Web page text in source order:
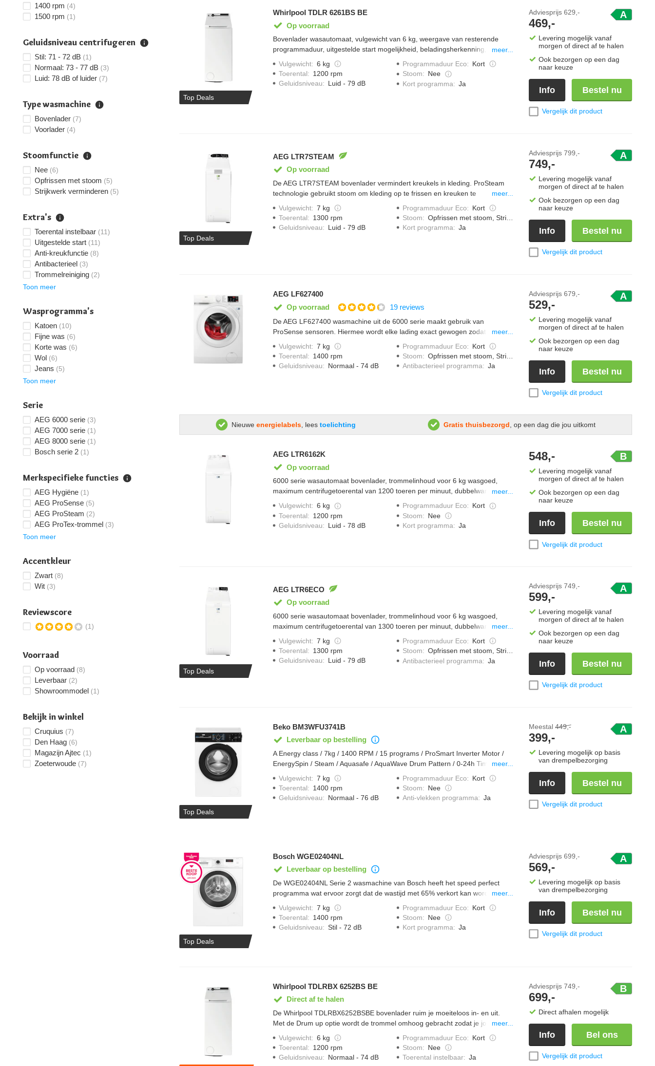
Top Deals
Whirlpool TDLR 6261BS BE
Op voorraad
Bovenlader wasautomaat, vulgewicht van 6 kg, weergave van resterende
programmaduur, uitgestelde start mogelijkheid, beladingsherkenning, 14
programma's, waaronder eco 40 tot 60 graden, balanscontrole, kinder
beveiligd, afmetingen (hxbxd) 90x40x60,
meer...
Vulgewicht: 6 kg
Toerental: 1200 rpm
Geluidsniveau: Luid - 79 dB
Programmaduur Eco: Kort
Stoom: Nee
Kort programma: Ja
A
Adviesprijs 629,-
469,-
Levering mogelijk vanaf
morgen of direct af te halen
Ook bezorgen op een dag
naar keuze
Info Bestel nu
Vergelijk dit product
Top Deals
AEG LTR7STEAM
Op voorraad
De AEG LTR7STEAM bovenlader vermindert kreukels in kleding. ProSteam
technologie gebruikt stoom om kleding op te frissen en kreuken te
verwijderen. Elke lading wordt met ProSense sensoren afgewogen, om zo de
cyclus op maat aan te passen. De deksel met drukknop heeft een Soft
Opening systeem. Zo is het in- en uitladen van kleding makkelijker en veiliger
meer...
Vulgewicht: 7 kg
Toerental: 1300 rpm
Geluidsniveau: Luid - 79 dB
Programmaduur Eco: Kort
Stoom: Opfrissen met stoom, Strijkwerk verminderen
Kort programma: Ja
A
Adviesprijs 799,-
749,-
Levering mogelijk vanaf
morgen of direct af te halen
Ook bezorgen op een dag
naar keuze
Info Bestel nu
Vergelijk dit product
AEG LF627400
Op voorraad
19 reviews
De AEG LF627400 wasmachine uit de 6000 serie maakt gebruik van
ProSense sensoren. Hiermee wordt elke lading exact gewogen zodat het
perfecte programma gekozen wordt. Op deze manier bespaar je tijd, water en
energie. De zachte ProTex-trommel beschermt jou kleding. Het speciale anti-
allergie programma verwijdert bacteriën door middel van stoom.
meer...
Vulgewicht: 7 kg
Toerental: 1400 rpm
Geluidsniveau: Normaal - 74 dB
Programmaduur Eco: Kort
Stoom: Opfrissen met stoom, Strijkwerk verminderen
Antibacterieel programma: Ja
A
Adviesprijs 679,-
529,-
Levering mogelijk vanaf
morgen of direct af te halen
Ook bezorgen op een dag
naar keuze
Info Bestel nu
Vergelijk dit product
Nieuwe energielabels, lees toelichting Gratis thuisbezorgd, op een dag die jou uitkomt
AEG LTR6162K
Op voorraad
6000 serie wasautomaat bovenlader, trommelinhoud voor 6 kg wasgoed,
maximum centrifugetoerental van 1200 toeren per minuut, dubbelwandige
toevoerslang.
meer...
Vulgewicht: 6 kg
Toerental: 1200 rpm
Geluidsniveau: Luid - 78 dB
Programmaduur Eco: Kort
Stoom: Nee
Kort programma: Ja
B
548,-
Levering mogelijk vanaf
morgen of direct af te halen
Ook bezorgen op een dag
naar keuze
Info Bestel nu
Vergelijk dit product
Top Deals
AEG LTR6ECO
Op voorraad
6000 serie wasautomaat bovenlader, trommelinhoud voor 6 kg wasgoed,
maximum centrifugetoerental van 1300 toeren per minuut, dubbelwandige
toevoerslang, aquacontrol, Eco Inverter motor, groot display
meer...
Vulgewicht: 7 kg
Toerental: 1300 rpm
Geluidsniveau: Luid - 79 dB
Programmaduur Eco: Kort
Stoom: Opfrissen met stoom, Strijkwerk verminderen
Antibacterieel programma: Ja
A
Adviesprijs 749,-
599,-
Levering mogelijk vanaf
morgen of direct af te halen
Ook bezorgen op een dag
naar keuze
Info Bestel nu
Vergelijk dit product
Top Deals
Beko BM3WFU3741B
Leverbaar op bestelling
A Energy class / 7kg / 1400 RPM / 15 programs / ProSmart Inverter Motor /
EnergySpin / Steam / Aquasafe / AquaWave Drum Pattern / 0-24h Time Delay
/ Self Cleaning Detergent Drawer / 43 liters water consumption / 76 dBA / 49,6
x 60 x 84,5 cm / White
meer...
Vulgewicht: 7 kg
Toerental: 1400 rpm
Geluidsniveau: Normaal - 76 dB
Programmaduur Eco: Kort
Stoom: Nee
Anti-vlekken programma: Ja
A
Meestal 449,-
399,-
Levering mogelijk op basis
van drempelbezorging
Info Bestel nu
Vergelijk dit product
Top Deals
Bosch WGE02404NL
Leverbaar op bestelling
De WGE02404NL Serie 2 wasmachine van Bosch heeft het speed perfect
programma wat ervoor zorgt dat de wastijd met 65% verkort kan worden.
ActiveWater Plus zorgt er met speciale sensoren voor dat het waterverbruik
wordt afgestemd om de belading. De wasmachine verbruikt ook bij kleine
wasjes nooit meer water dan nodig. Het eenvoudige frontpaneel zorgt voor
meer...
Vulgewicht: 7 kg
Toerental: 1400 rpm
Geluidsniveau: Stil - 72 dB
Programmaduur Eco: Kort
Stoom: Nee
Kort programma: Ja
A
Adviesprijs 699,-
569,-
Levering mogelijk op basis
van drempelbezorging
Info Bestel nu
Vergelijk dit product
Whirlpool TDLRBX 6252BS BE
Direct af te halen
De Whirlpool TDLRBX6252BSBE bovenlader ruim je moeiteloos in- en uit.
Met de Drum up optie wordt de trommel omhoog gebracht zodat je jouw
wasgoed gemakkelijk uit de trommel haalt. Het kleurenprogramma zorgt het
beste voor je gekleurde was. De FreshCare optie zorgt ervoor dat de trommel
na het einde van het wasprogramma omwentelingen maakt zodat het
meer...
Vulgewicht: 6 kg
Toerental: 1200 rpm
Geluidsniveau: Normaal - 74 dB
Programmaduur Eco: Kort
Stoom: Nee
Toerental instelbaar: Ja
B
Adviesprijs 749,-
699,-
Direct afhalen mogelijk
Info Bel ons
Vergelijk dit product
1400 rpm (4)
1500 rpm (1)
Geluidsniveau centrifugeren
Stil: 71 - 72 dB (1)
Normaal: 73 - 77 dB (3)
Luid: 78 dB of luider (7)
Type wasmachine
Bovenlader (7)
Voorlader (4)
Stoomfunctie
Nee (6)
Opfrissen met stoom (5)
Strijkwerk verminderen (5)
Extra's
Toerental instelbaar (11)
Uitgestelde start (11)
Anti-kreukfunctie (8)
Antibacterieel (3)
Trommelreiniging (2)
Toon meer
Wasprogramma's
Katoen (10)
Fijne was (6)
Korte was (6)
Wol (6)
Jeans (5)
Toon meer
Serie
AEG 6000 serie (3)
AEG 7000 serie (1)
AEG 8000 serie (1)
Bosch serie 2 (1)
Merkspecifieke functies
AEG Hygiëne (1)
AEG ProSense (5)
AEG ProSteam (2)
AEG ProTex-trommel (3)
Toon meer
Accentkleur
Zwart (8)
Wit (3)
Reviewscore
(1)
Voorraad
Op voorraad (8)
Leverbaar (2)
Showroommodel (1)
Bekijk in winkel
Cruquius (7)
Den Haag (6)
Magazijn Ajtec (1)
Zoeterwoude (7)